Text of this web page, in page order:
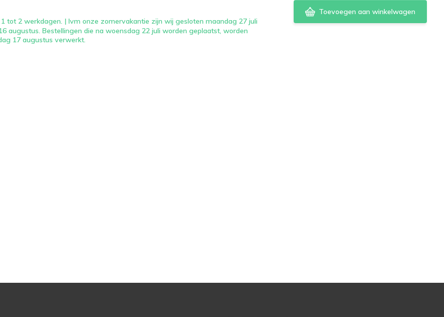
tot 2 werkdagen. | Ivm onze zomervakantie zijn wij gesloten maandag 27 juli
augustus. Bestellingen die na woensdag 22 juli worden geplaatst, worden
17 augustus verwerkt.
Toevoegen aan winkelwagen